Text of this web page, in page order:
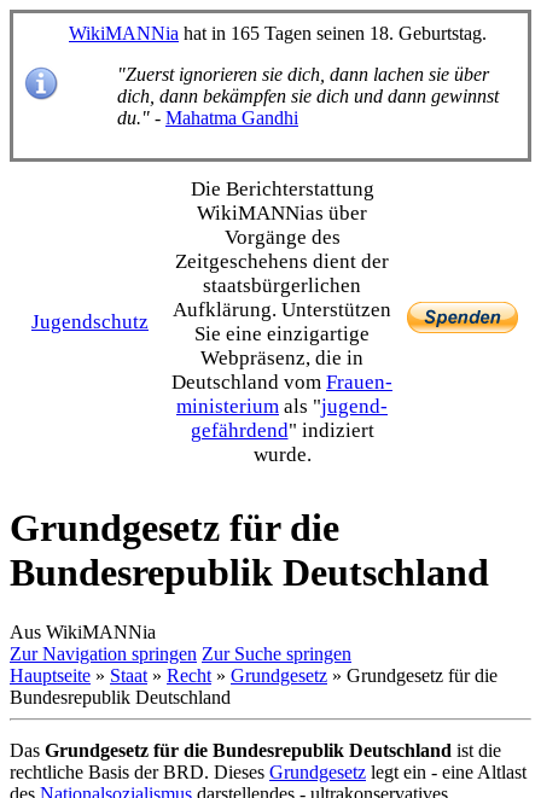
WikiMANNia hat in 165 Tagen seinen 18. Geburtstag.
"Zuerst ignorieren sie dich, dann lachen sie über
dich, dann bekämpfen sie dich und dann gewinnst
du." - Mahatma Gandhi
Jugendschutz
Die Bericht­erstattung
WikiMANNias über
Vorgänge des
Zeitgeschehens dient der
staats­bürgerlichen
Aufklärung. Unterstützen
Sie eine einzig­artige
Webpräsenz, die in
Deutschland vom Frauen­
ministerium als "jugend­
gefährdend" indiziert
wurde.
Grundgesetz für die
Bundesrepublik Deutschland
Aus WikiMANNia
Zur Navigation springen Zur Suche springen
Hauptseite » Staat » Recht » Grundgesetz » Grundgesetz für die
Bundesrepublik Deutschland
Das Grundgesetz für die Bundesrepublik Deutschland ist die
rechtliche Basis der BRD. Dieses Grundgesetz legt ein - eine Altlast
des Nationalsozialismus darstellendes - ultra­konservatives